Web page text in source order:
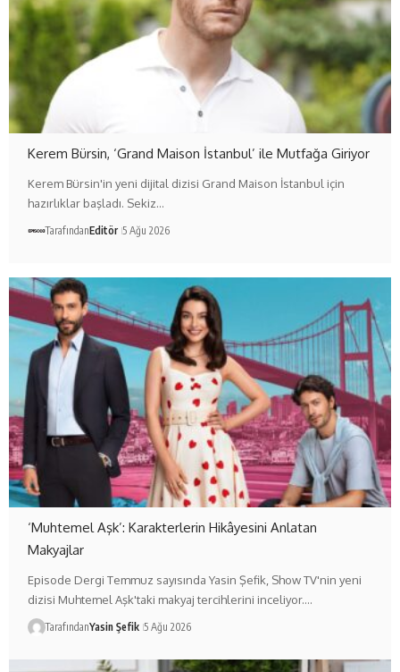
Kerem Bürsin, ‘Grand Maison İstanbul’ ile Mutfağa Giriyor
Kerem Bürsin'in yeni dijital dizisi Grand Maison İstanbul için
hazırlıklar başladı. Sekiz…
TarafındanEditör 5 Ağu 2026
‘Muhtemel Aşk’: Karakterlerin Hikâyesini Anlatan
Makyajlar
Episode Dergi Temmuz sayısında Yasin Şefik, Show TV'nin yeni
dizisi Muhtemel Aşk'taki makyaj tercihlerini inceliyor.…
TarafındanYasin Şefik 5 Ağu 2026